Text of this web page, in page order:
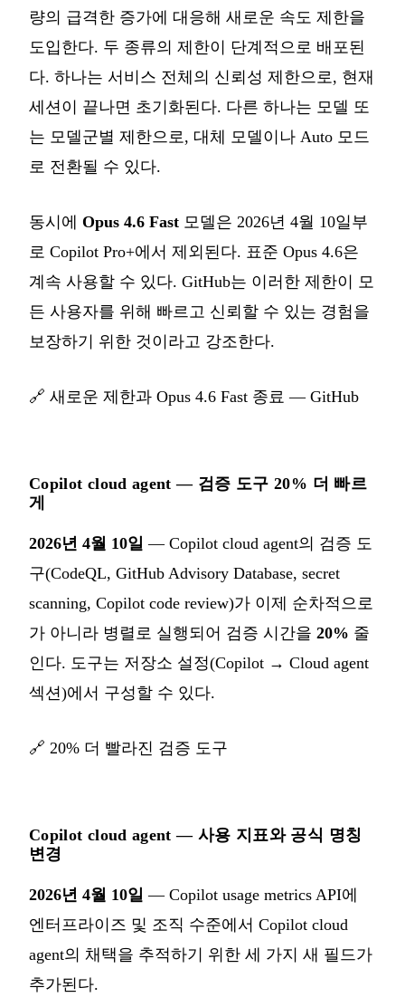
량의 급격한 증가에 대응해 새로운 속도 제한을
도입한다. 두 종류의 제한이 단계적으로 배포된
다. 하나는 서비스 전체의 신뢰성 제한으로, 현재
세션이 끝나면 초기화된다. 다른 하나는 모델 또
는 모델군별 제한으로, 대체 모델이나 Auto 모드
로 전환될 수 있다.
동시에 Opus 4.6 Fast 모델은 2026년 4월 10일부
로 Copilot Pro+에서 제외된다. 표준 Opus 4.6은
계속 사용할 수 있다. GitHub는 이러한 제한이 모
든 사용자를 위해 빠르고 신뢰할 수 있는 경험을
보장하기 위한 것이라고 강조한다.
🔗 새로운 제한과 Opus 4.6 Fast 종료 — GitHub
Copilot cloud agent — 검증 도구 20% 더 빠르
게
2026년 4월 10일 — Copilot cloud agent의 검증 도
구(CodeQL, GitHub Advisory Database, secret
scanning, Copilot code review)가 이제 순차적으로
가 아니라 병렬로 실행되어 검증 시간을 20% 줄
인다. 도구는 저장소 설정(Copilot → Cloud agent
섹션)에서 구성할 수 있다.
🔗 20% 더 빨라진 검증 도구
Copilot cloud agent — 사용 지표와 공식 명칭
변경
2026년 4월 10일 — Copilot usage metrics API에
엔터프라이즈 및 조직 수준에서 Copilot cloud
agent의 채택을 추적하기 위한 세 가지 새 필드가
추가된다.